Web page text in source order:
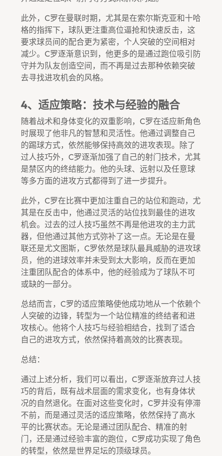
此外，C罗在曼联时期，尤其是在索尔斯克亚和十哈
格的指挥下，球队更注重高位逼抢和快速反击，这
要求球员间的配合更为紧密，个人突破的空间相对
减少。C罗逐渐意识到，他更多的是通过跑位吸引防
守并为队友创造空间，而不再是过去那种依赖突破
去寻找进攻机会的风格。
4、适应策略：技术与经验的融合
随着战术和身体变化的双重影响，C罗在适应新角色
时展现了他非凡的智慧和灵活性。他通过调整自己
的踢球方式，依然能够保持高效的进攻表现。除了
过人技巧外，C罗逐渐加强了自己的射门技术，尤其
是禁区内的终结能力。他的头球、远射以及任意球
等多方面的进攻方式都得到了进一步提升。
此外，C罗在比赛中更加注重自己的站位和跑动，尤
其是在反击中，他通过灵活的站位找到最佳的进攻
机会。过去的过人技巧虽然不再是他进攻的主力武
器，但他通过其他方式弥补了这一点。无论是在曼
联还是尤文图斯，C罗依然是球队最具威胁的进攻球
员，他的进球效率并未受到太大影响，反而在更加
注重团队配合的体系中，他的经验成为了球队不可
或缺的一部分。
总结而言，C罗的适应策略使他成功地从一个依赖个
人突破的边锋，转型为一个站位精准的终结者和进
攻核心。他将个人技巧与经验相结合，找到了适合
自己的进攻方式，依然保持着高效的比赛表现。
总结：
通过上述分析，我们可以看出，C罗逐渐放弃过人技
巧的背后，既有战术层面的需求变化，也有身体状
况的自然退化。在面对这些变化时，C罗并没有停滞
不前，而是通过灵活的适应策略，依然保持了高水
平的比赛状态。无论是通过团队配合、精准的射
门，还是通过经验丰富的跑位，C罗成功实现了角色
的转型，依然是世界足坛的顶级球员。